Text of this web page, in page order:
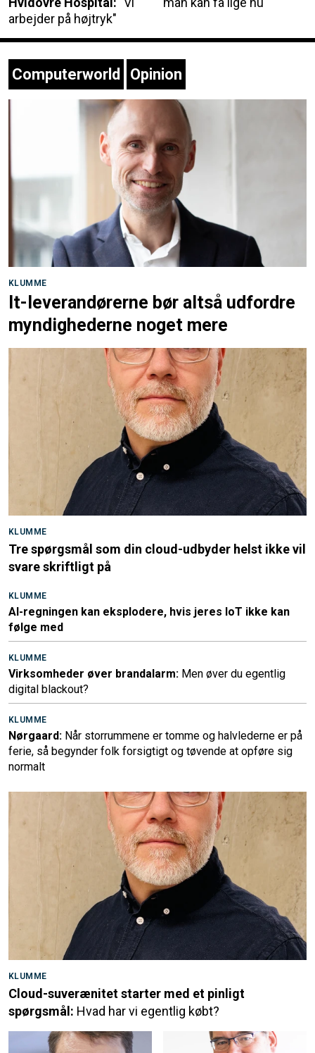
arbejder på højtryk"
Computerworld Opinion
KLUMME
It-leverandørerne bør altså udfordre
myndighederne noget mere
KLUMME
Tre spørgsmål som din cloud-udbyder helst ikke vil
svare skriftligt på
KLUMME
AI-regningen kan eksplodere, hvis jeres IoT ikke kan
følge med
KLUMME
Virksomheder øver brandalarm: Men øver du egentlig
digital blackout?
KLUMME
Nørgaard: Når storrummene er tomme og halvlederne er på
ferie, så begynder folk forsigtigt og tøvende at opføre sig
normalt
KLUMME
Cloud-suverænitet starter med et pinligt
spørgsmål: Hvad har vi egentlig købt?